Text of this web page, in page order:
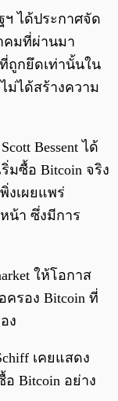
ฯ ได้ประกาศจัด
คมที่ผ่านมา
ถูกยึดเท่านั้นใน
ม่ได้สร้างความ
Bessent ได้
มซื้อ Bitcoin จริง
งเผยแพร่
น้า ซึ่งมีการ
ให้โอกาส
ครอง Bitcoin ที่
ง
เคยแสดง
Bitcoin อย่าง